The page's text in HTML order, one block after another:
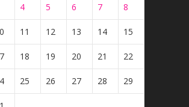
4 5 6 7 8
11 12 13 14 15
18 19 20 21 22
25 26 27 28 29